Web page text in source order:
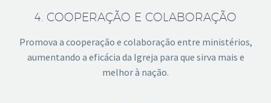
4. COOPERAÇÃO E COLABORAÇÃO
Promova a cooperação e colaboração entre ministérios,
aumentando a eficácia da Igreja para que sirva mais e
melhor à nação.